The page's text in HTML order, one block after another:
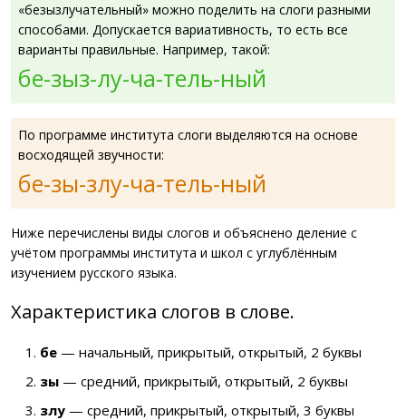
«безызлучательный» можно поделить на слоги разными
способами. Допускается вариативность, то есть все
варианты правильные. Например, такой:
бе-зыз-лу-ча-тель-ный
По программе института слоги выделяются на основе
восходящей звучности:
бе-зы-злу-ча-тель-ный
Ниже перечислены виды слогов и объяснено деление с
учётом программы института и школ с углублённым
изучением русского языка.
Характеристика слогов в слове.
бе — начальный, прикрытый, открытый, 2 буквы
зы — средний, прикрытый, открытый, 2 буквы
злу — средний, прикрытый, открытый, 3 буквы